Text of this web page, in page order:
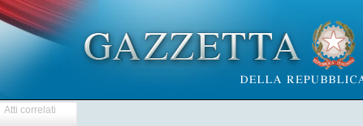
Atti correlati